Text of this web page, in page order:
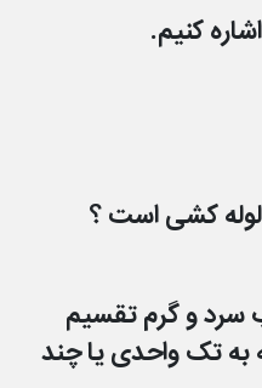
کنیم.
لوله کشی است ؟
و گرم تقسیم
به تک واحدی یا چند